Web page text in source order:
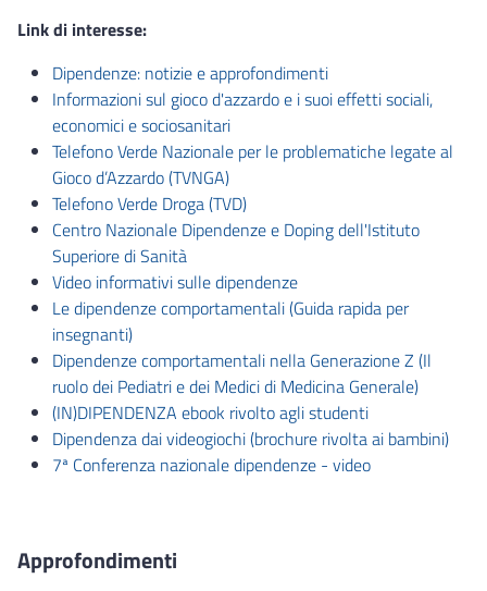
Link di interesse:
Dipendenze: notizie e approfondimenti
Informazioni sul gioco d'azzardo e i suoi effetti sociali,
economici e sociosanitari
Telefono Verde Nazionale per le problematiche legate al
Gioco d’Azzardo (TVNGA)
Telefono Verde Droga (TVD)
Centro Nazionale Dipendenze e Doping dell'Istituto
Superiore di Sanità
Video informativi sulle dipendenze
Le dipendenze comportamentali (Guida rapida per
insegnanti)
Dipendenze comportamentali nella Generazione Z (Il
ruolo dei Pediatri e dei Medici di Medicina Generale)
(IN)DIPENDENZA ebook rivolto agli studenti
Dipendenza dai videogiochi (brochure rivolta ai bambini)
7ª Conferenza nazionale dipendenze - video
Approfondimenti